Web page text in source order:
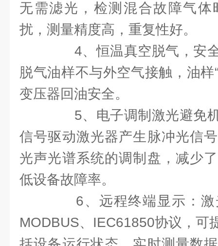
无需滤光，检测混合故障气
扰，测量精度高，重复性好。
4、恒温真空脱气，安全
脱气油样不与外空气接触，油样
变压器回油安全。
5、电子调制激光避免机
信号驱动激光器产生脉冲光信
光声光谱系统的调制盘，减少
低设备故障率。
6、远程终端显示：激
MODBUS、IEC61850协议，可